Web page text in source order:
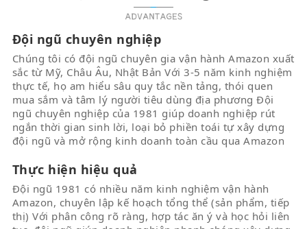
Đội ngũ chuyên nghiệp
Chúng tôi có đội ngũ chuyên gia vận hành Amazon xuất
sắc từ Mỹ, Châu Âu, Nhật Bản Với 3-5 năm kinh nghiệm
thực tế, họ am hiểu sâu quy tắc nền tảng, thói quen
mua sắm và tâm lý người tiêu dùng địa phương Đội
ngũ chuyên nghiệp của 1981 giúp doanh nghiệp rút
ngắn thời gian sinh lời, loại bỏ phiền toái tự xây dựng
đội ngũ và mở rộng kinh doanh toàn cầu qua Amazon
Thực hiện hiệu quả
Đội ngũ 1981 có nhiều năm kinh nghiệm vận hành
Amazon, chuyên lập kế hoạch tổng thể (sản phẩm, tiếp
thị) Với phân công rõ ràng, hợp tác ăn ý và học hỏi liên